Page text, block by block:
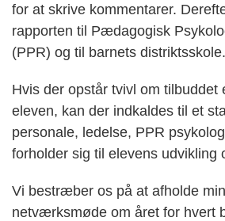
for at skrive kommentarer.
rapporten til Pædagogisk
(PPR) og til barnets distriktsskole.
Hvis der opstår tvivl om tilbuddet
eleven, kan der indkaldes til et
personale, ledelse, PPR
forholder sig til elevens udvikling
Vi bestræber os på at afholde
netværksmøde om året for hvert